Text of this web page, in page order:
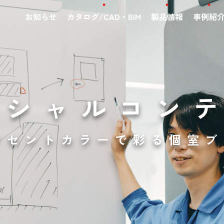
お知らせ カタログ/CAD・BIM 製品情報 事例紹
ャルコン
セントカラーで彩る個室